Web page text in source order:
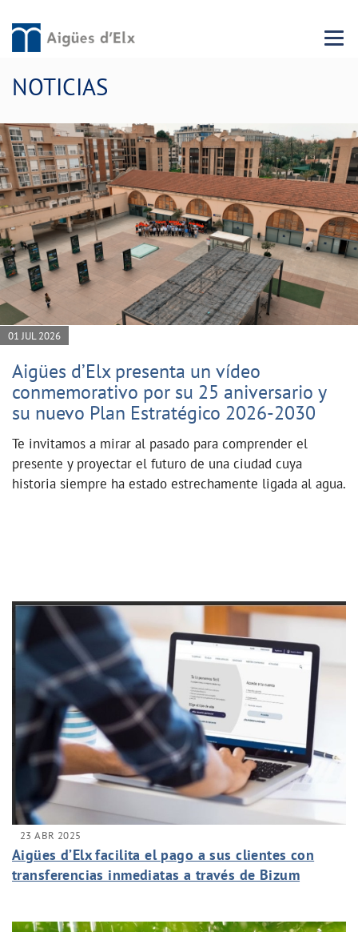
Menu
NOTICIAS
01 JUL 2026
Aigües d’Elx presenta un vídeo
conmemorativo por su 25 aniversario y
su nuevo Plan Estratégico 2026-2030
Te invitamos a mirar al pasado para comprender el
presente y proyectar el futuro de una ciudad cuya
historia siempre ha estado estrechamente ligada al agua.
23 ABR 2025
Aigües d’Elx facilita el pago a sus clientes con
transferencias inmediatas a través de Bizum